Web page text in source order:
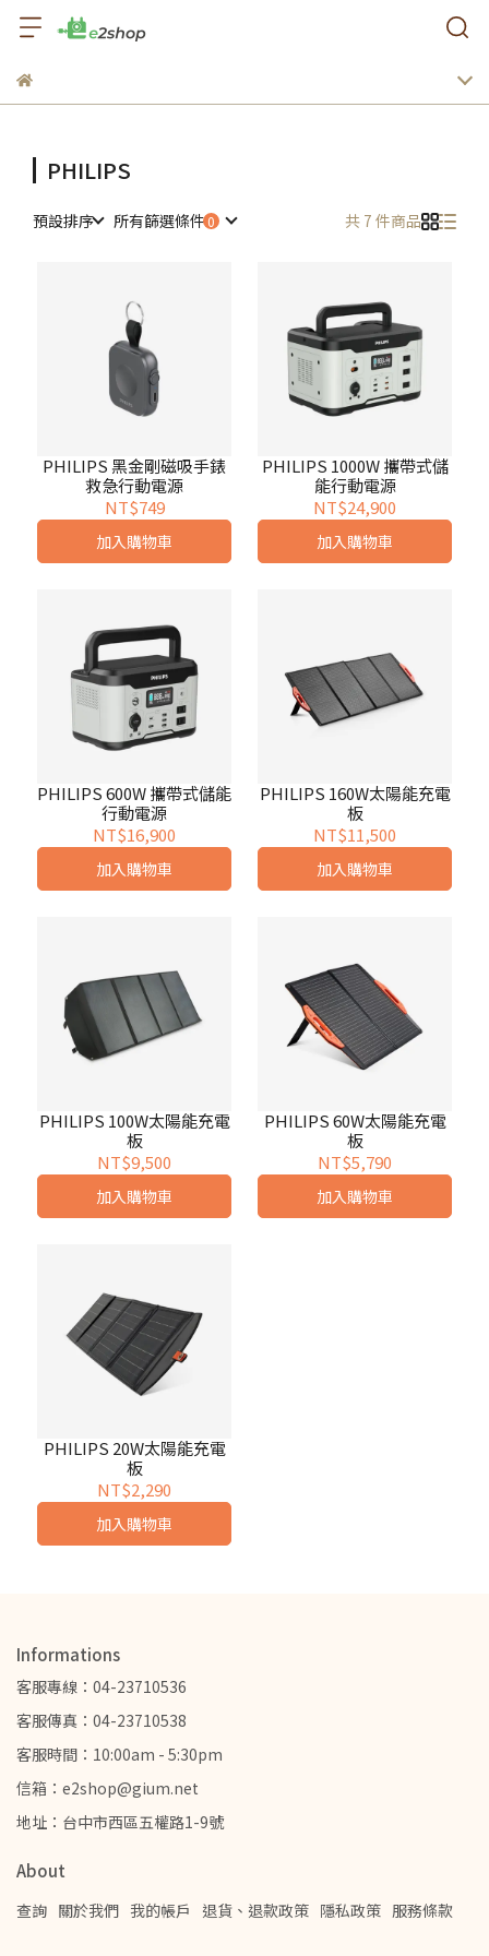
PHILIPS
預設排序 所有篩選條件 共 7 件商品
PHILIPS 黑金剛磁吸手錶
救急行動電源
NT$749
加入購物車
PHILIPS 1000W 攜帶式儲
能行動電源
NT$24,900
加入購物車
PHILIPS 600W 攜帶式儲能
行動電源
NT$16,900
加入購物車
PHILIPS 160W太陽能充電
板
NT$11,500
加入購物車
PHILIPS 100W太陽能充電
板
NT$9,500
加入購物車
PHILIPS 60W太陽能充電
板
NT$5,790
加入購物車
PHILIPS 20W太陽能充電
板
NT$2,290
加入購物車
Informations
客服專線：04-23710536
客服傳真：04-23710538
客服時間：10:00am - 5:30pm
信箱：e2shop@gium.net
地址：台中市西區五權路1-9號
About
查詢 關於我們 我的帳戶 退貨、退款政策 隱私政策 服務條款